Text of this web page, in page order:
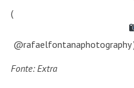
(
@rafaelfontanaphotography
Fonte: Extra